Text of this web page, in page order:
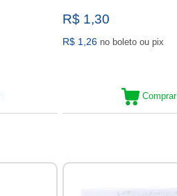
R$ 1,30
R$ 1,26 no boleto ou pix
Comprar